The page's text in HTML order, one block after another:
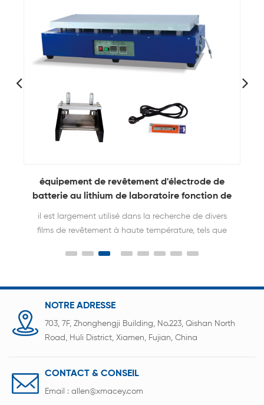
équipement de revêtement d'électrode de
batterie au lithium de laboratoire fonction de
il est largement utilisé dans la recherche de divers
films de revêtement à haute température, tels que
technologie pour la formation de films dans des
conditions de haute température dans le futur.
NOTRE ADRESSE
703, 7F, Zhonghengji Building, No.223, Qishan North
Road, Huli District, Xiamen, Fujian, China
CONTACT & CONSEIL
Email : allen@xmacey.com